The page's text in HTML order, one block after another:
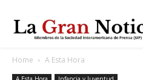
Home A Esta Hora